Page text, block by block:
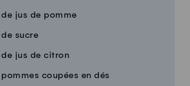
de jus de pomme
de sucre
de jus de citron
pommes coupées en dés